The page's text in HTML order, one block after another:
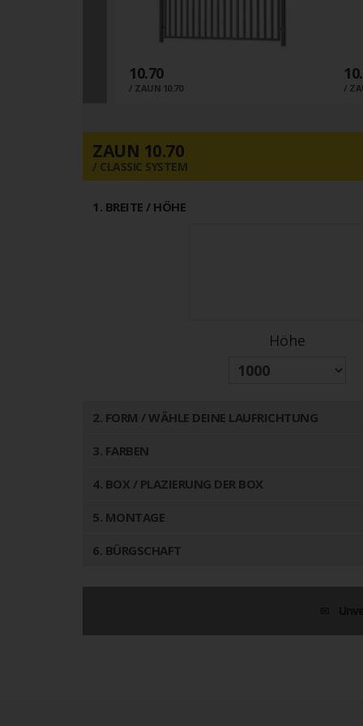
10.70
ZAUN 10.70
ZAUN 10.70
CLASSIC SYSTEM
1 . BREITE / HÖHE
Höhe
2. FORM / WÄHLE DEINE LAUFRICHTUNG
3. FARBEN
4. BOX / PLAZIERUNG DER BOX
5. MONTAGE
6. BÜRGSCHAFT